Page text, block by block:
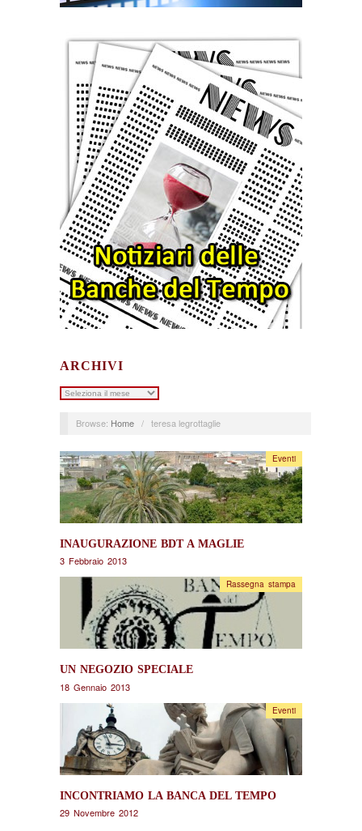
ARCHIVI
Archivi
Browse: Home / teresa legrottaglie
INAUGURAZIONE BDT A MAGLIE
3 Febbraio 2013
Eventi
UN NEGOZIO SPECIALE
18 Gennaio 2013
Rassegna stampa
INCONTRIAMO LA BANCA DEL TEMPO
29 Novembre 2012
Eventi